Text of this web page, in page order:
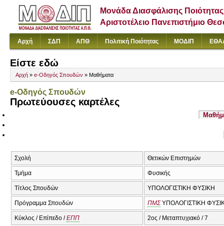
Μονάδα Διασφάλισης Ποιότητας
Αριστοτέλειο Πανεπιστήμιο
Αρχή ΣΔΠ ΑΠΘ Πολιτική Ποιότητας ΜΟΔΙΠ
Είστε εδώ
Αρχή » e-Οδηγός Σπουδών » Μαθήματα
e-Οδηγός Σπουδών
Πρωτεύουσες καρτέλες
Σχολή Θετικών Επιστημών
Τμήμα Φυσικής
Τίτλος Σπουδών ΥΠΟΛΟΓΙΣΤΙΚΗ ΦΥΣΙΚΗ
Πρόγραμμα Σπουδών ΠΜΣΥΠΟΛΟΓΙΣΤΙΚΗ
Κύκλος / Επίπεδο /ΕΠΠ 2ος / Μεταπτυχιακό / 7